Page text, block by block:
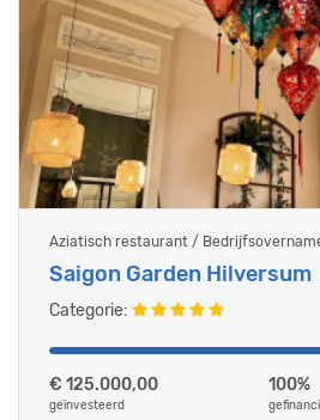
Aziatisch restaurant /
Saigon Garden Hilversum
Categorie:
€ 125.000,00
geïnvesteerd
100%